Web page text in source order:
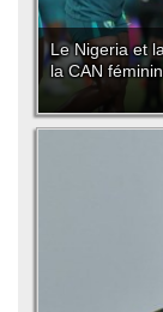
Le Nigeria et
la CAN